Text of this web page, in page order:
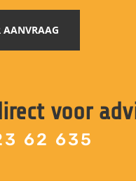
voor
62 635